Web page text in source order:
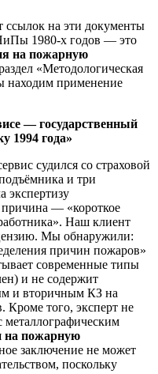
ссылок на эти документы
1980-х годов — это
на пожарную
«Методологическая
находим применение
— государственный
1994 года»
судился со страховой
и три
экспертизу
причина — «короткое
Наш клиент
Мы обнаружили:
причин пожаров»
современные типы
и не содержит
и вторичным КЗ на
Кроме того, эксперт не
металлографическим
на пожарную
заключение не может
поскольку